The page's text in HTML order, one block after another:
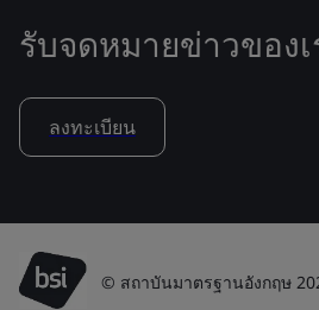
รับจดหมายข่าวของเ
ลงทะเบียน
© สถาบันมาตรฐานอังกฤษ